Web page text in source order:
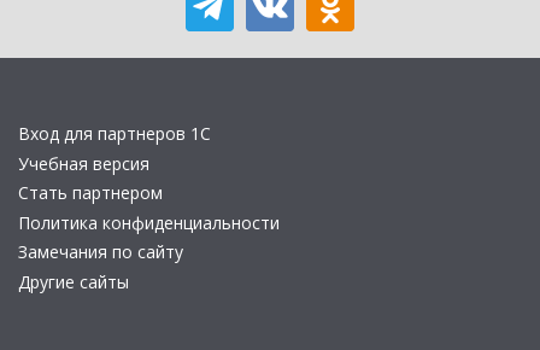
Вход для партнеров 1С
Учебная версия
Стать партнером
Политика конфиденциальности
Замечания по сайту
Другие сайты